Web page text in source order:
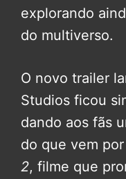
explorando
do multiverso.
O novo trailer
Studios ficou
dando aos fãs
do que vem
2, filme que